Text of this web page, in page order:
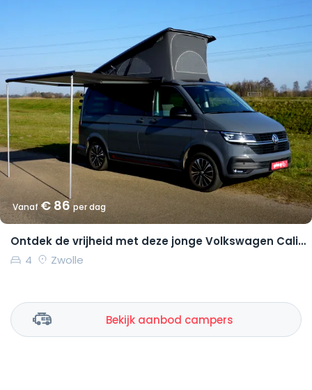
Vanaf€ 86per dag
Ontdek de vrijheid met deze jonge Volkswagen California Coast
4
Zwolle
Bekijk aanbod campers